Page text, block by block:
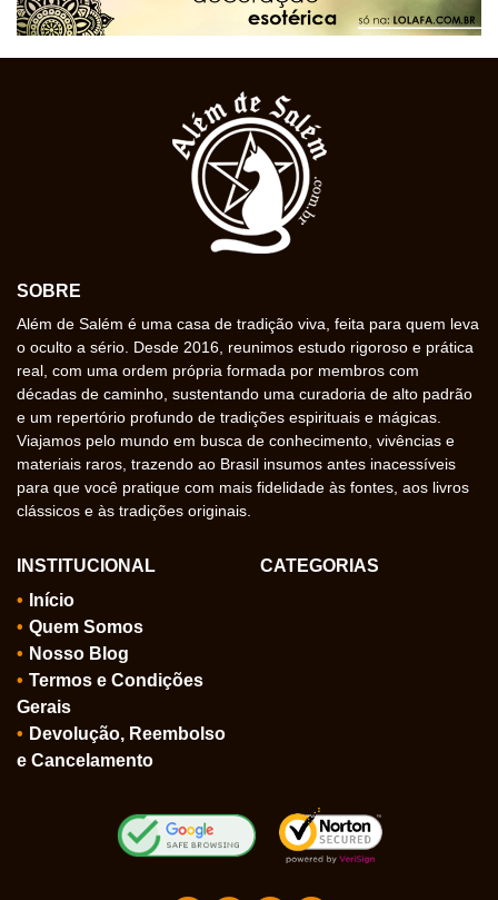
SOBRE
Além de Salém é uma casa de tradição viva, feita para quem leva
o oculto a sério. Desde 2016, reunimos estudo rigoroso e prática
real, com uma ordem própria formada por membros com
décadas de caminho, sustentando uma curadoria de alto padrão
e um repertório profundo de tradições espirituais e mágicas.
Viajamos pelo mundo em busca de conhecimento, vivências e
materiais raros, trazendo ao Brasil insumos antes inacessíveis
para que você pratique com mais fidelidade às fontes, aos livros
clássicos e às tradições originais.
INSTITUCIONAL
Início
Quem Somos
Nosso Blog
Termos e Condições
Gerais
Devolução, Reembolso
e Cancelamento
CATEGORIAS